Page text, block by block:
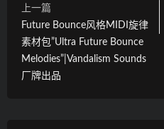
上一篇
Future Bounce风格MIDI旋律
素材包”Ultra Future Bounce
Melodies”|Vandalism Sounds
厂牌出品